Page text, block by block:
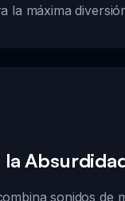
la máxima
la
sonidos de